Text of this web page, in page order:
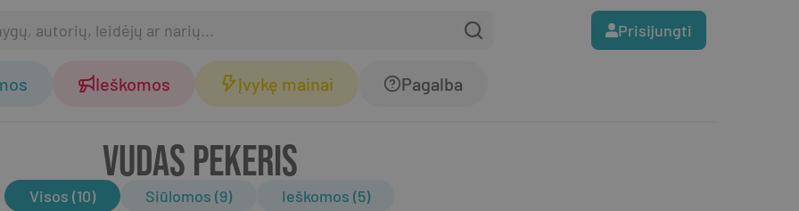
Prisijungti
Ieškomos Įvykę mainai Pagalba
VUDAS PEKERIS
Visos (10) Siūlomos (9) Ieškomos (5)